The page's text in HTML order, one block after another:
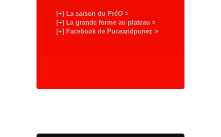
[+] La saison du PréO >
[+] La grande forme au plateau >
[+] Facebook de Puceandpunez >
V